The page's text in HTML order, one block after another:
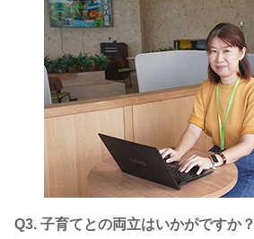
Q3. 子育てとの両立はいかがですか？